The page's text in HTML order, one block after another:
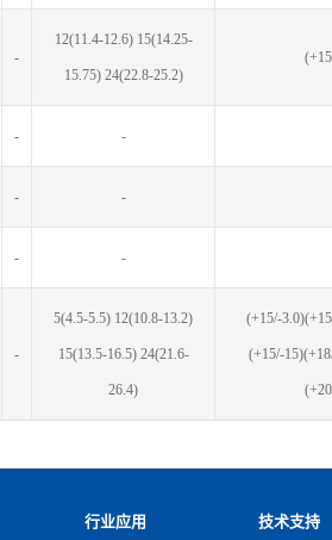
-
12(11.4-12.6) 15(14.25-
15.75) 24(22.8-25.2)
- -
- -
- -
-
5(4.5-5.5) 12(10.8-13.2)
15(13.5-16.5) 24(21.6-
26.4)
(+15/-
(+15/-
⾏业应⽤ 技术支持